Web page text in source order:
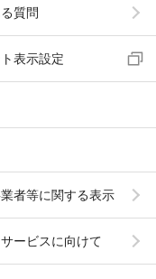
質問
表示設定
者等に関する表示
ービスに向けて